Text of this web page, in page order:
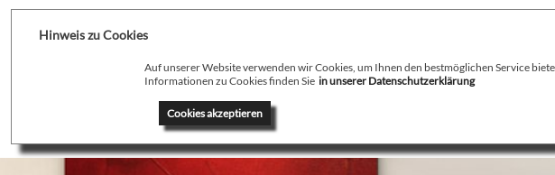
Hinweis zu Cookies
Auf unserer Website verwenden wir Cookies, um Ihnen den bestmöglichen Service
Informationen zu Cookies finden Sie in unserer Datenschutzerklärung
Cookies akzeptieren